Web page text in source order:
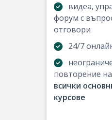
видеа,
форум с
отговори
24/7
повторение
всички
курсове